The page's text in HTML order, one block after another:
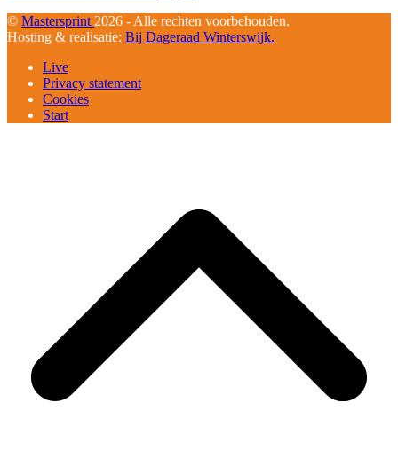
© Mastersprint 2026 - Alle rechten voorbehouden.
Hosting & realisatie: Bij Dageraad Winterswijk.
Live
Privacy statement
Cookies
Start